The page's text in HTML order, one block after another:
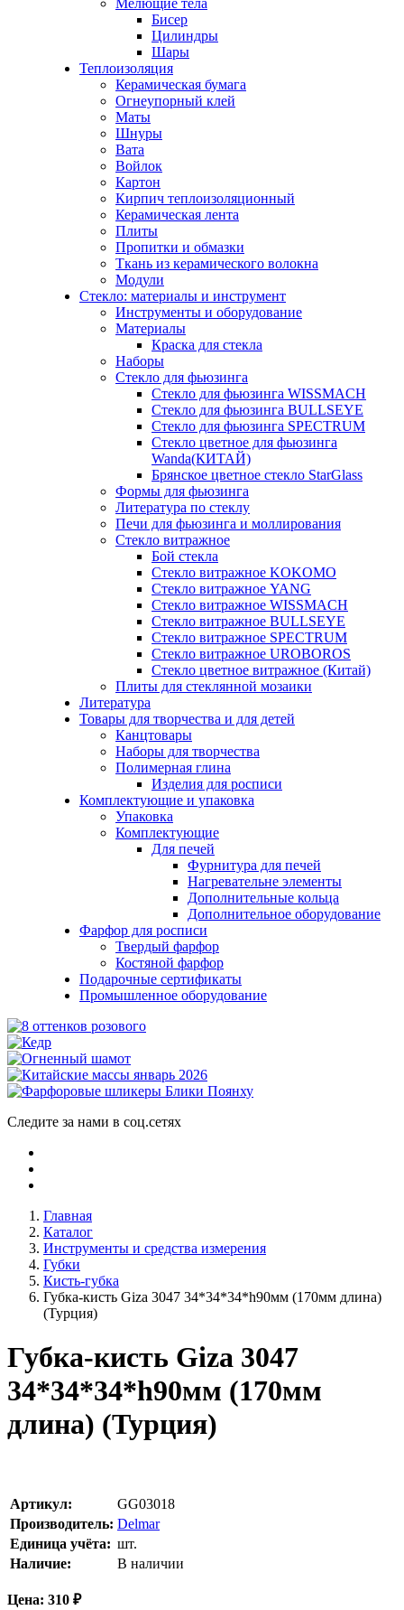
Мелющие тела
Бисер
Цилиндры
Шары
Теплоизоляция
Керамическая бумага
Огнеупорный клей
Маты
Шнуры
Вата
Войлок
Картон
Кирпич теплоизоляционный
Керамическая лента
Плиты
Пропитки и обмазки
Ткань из керамического волокна
Модули
Стекло: материалы и инструмент
Инструменты и оборудование
Материалы
Краска для стекла
Наборы
Стекло для фьюзинга
Стекло для фьюзинга WISSMACH
Стекло для фьюзинга BULLSEYE
Стекло для фьюзинга SPECTRUM
Стекло цветное для фьюзинга
Wanda(КИТАЙ)
Брянское цветное стекло StarGlass
Формы для фьюзинга
Литература по стеклу
Печи для фьюзинга и моллирования
Стекло витражное
Бой стекла
Стекло витражное KOKOMO
Стекло витражное YANG
Стекло витражное WISSMACH
Стекло витражное BULLSEYE
Стекло витражное SPECTRUM
Стекло витражное UROBOROS
Стекло цветное витражное (Китай)
Плиты для стеклянной мозаики
Литература
Товары для творчества и для детей
Канцтовары
Наборы для творчества
Полимерная глина
Изделия для росписи
Комплектующие и упаковка
Упаковка
Комплектующие
Для печей
Фурнитура для печей
Нагревательне элементы
Дополнительные кольца
Дополнительное оборудование
Фарфор для росписи
Твердый фарфор
Костяной фарфор
Подарочные сертификаты
Промышленное оборудование
Следите за нами в соц.сетях
Главная
Каталог
Инструменты и средства измерения
Губки
Кисть-губка
Губка-кисть Giza 3047 34*34*34*h90мм (170мм длина)
(Турция)
Губка-кисть Giza 3047
34*34*34*h90мм (170мм
длина) (Турция)
Артикул:
GG03018
Производитель: Delmar
Единица учёта: шт.
Наличие:
В наличии
Цена: 310 ₽